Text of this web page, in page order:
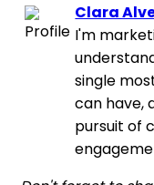
Clara
I'm
single
can have,
pursuit of